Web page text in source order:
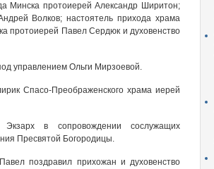
Минска протоиерей Александр Ширитон;
Волков; настоятель прихода храма
протоиерей Павел Сердюк и духовенство
управлением Ольги Мирзоевой.
Спасо-Преображенского храма иерей
в сопровождении сослужащих
Пресвятой Богородицы.
поздравил прихожан и духовенство